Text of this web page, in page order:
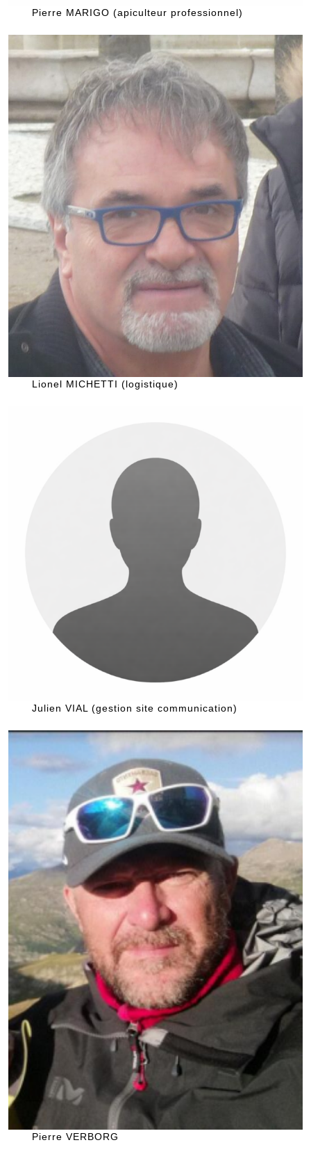
Pierre MARIGO (apiculteur professionnel)
Lionel MICHETTI (logistique)
Julien VIAL (gestion site communication)
Pierre VERBORG